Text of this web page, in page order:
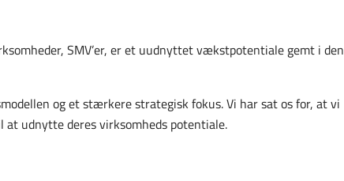
SMV’er, er et uudnyttet vækstpotentiale gemt i den
og et stærkere strategisk fokus. Vi har sat os for, at vi
udnytte deres virksomheds potentiale.